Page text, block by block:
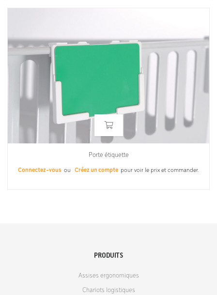
Porte étiquette
Connectez-vous ou Créez un compte pour voir le prix et commander.
PRODUITS
Assises ergonomiques
Chariots logistiques